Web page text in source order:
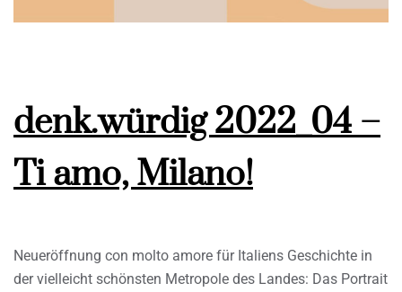
denk.würdig 2022_04 –
Ti amo, Milano!
Neueröffnung con molto amore für Italiens Geschichte in
der vielleicht schönsten Metropole des Landes: Das Portrait